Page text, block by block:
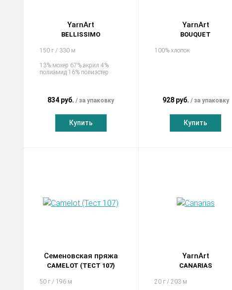
YarnArt
BELLISSIMO
150 г / 330 м
13% мохер 67% акрил 4%
полиамид 16% полиэстер
834 руб. за упаковку
Купить
YarnArt
BOUQUET
100% хлопок
928 руб. за упаковку
Купить
Семеновская пряжа
CAMELOT (ТЕСТ 107)
50 г / 196 м
YarnArt
CANARIAS
20 г / 203 м